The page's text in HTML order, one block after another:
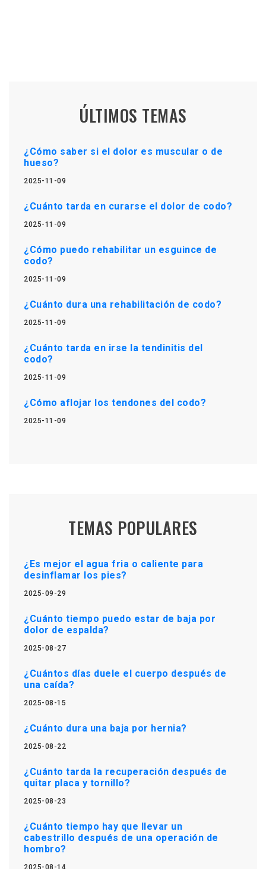
ÚLTIMOS TEMAS
¿Cómo saber si el dolor es muscular o de
hueso?
2025-11-09
¿Cuánto tarda en curarse el dolor de codo?
2025-11-09
¿Cómo puedo rehabilitar un esguince de
codo?
2025-11-09
¿Cuánto dura una rehabilitación de codo?
2025-11-09
¿Cuánto tarda en irse la tendinitis del
codo?
2025-11-09
¿Cómo aflojar los tendones del codo?
2025-11-09
TEMAS POPULARES
¿Es mejor el agua fria o caliente para
desinflamar los pies?
2025-09-29
¿Cuánto tiempo puedo estar de baja por
dolor de espalda?
2025-08-27
¿Cuántos días duele el cuerpo después de
una caída?
2025-08-15
¿Cuánto dura una baja por hernia?
2025-08-22
¿Cuánto tarda la recuperación después de
quitar placa y tornillo?
2025-08-23
¿Cuánto tiempo hay que llevar un
cabestrillo después de una operación de
hombro?
2025-08-14